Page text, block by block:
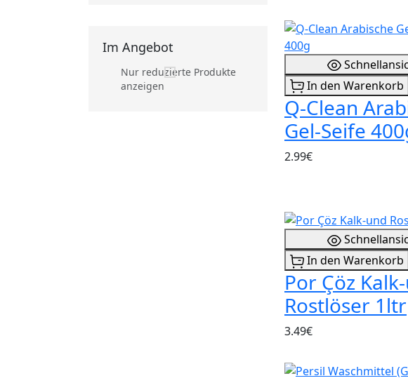
Im Angebot
Nur reduzierte Produkte
anzeigen
In den Warenkorb
Q-Clean
Gel-Seife
2.99€
In den Warenkorb
Por Çöz
Rostlöser 1ltr
3.49€